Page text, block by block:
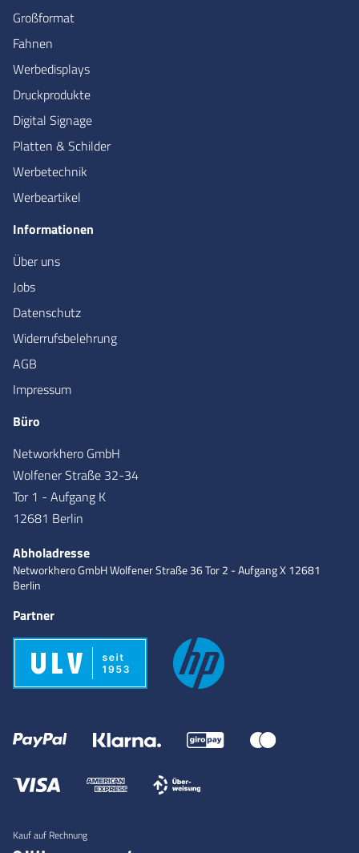
Großformat
Fahnen
Werbedisplays
Druckprodukte
Digital Signage
Platten & Schilder
Werbetechnik
Werbeartikel
Informationen
Über uns
Jobs
Datenschutz
Widerrufsbelehrung
AGB
Impressum
Büro
Networkhero GmbH
Wolfener Straße 32-34
Tor 1 - Aufgang K
12681 Berlin
Abholadresse
Networkhero GmbHWolfener Straße 36Tor 2 - Aufgang X12681
Berlin
Partner
Kauf auf Rechnung